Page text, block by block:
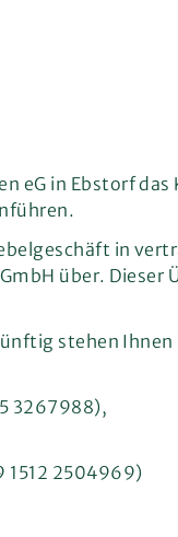
eG in Ebstorf
in
über.
stehen Ihnen
3267988),
2504969)